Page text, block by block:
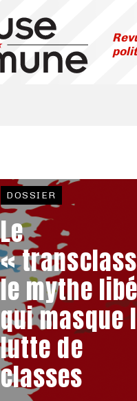
DOSSIER
Le
«
le mythe
qui masque
lutte de
classes